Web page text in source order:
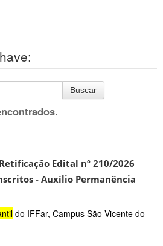
Buscar
Edital nº 210/2026
- Auxílio Permanência
do IFFar, Campus São Vicente do